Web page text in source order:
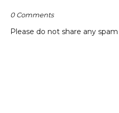
0 Comments
Please do not share any